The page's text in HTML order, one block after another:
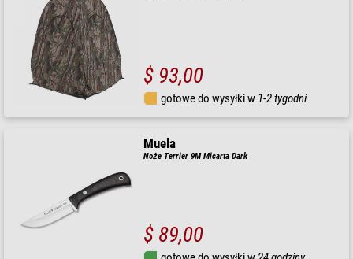
$ 93,00
gotowe do wysyłki w 1-2 tygodni
Muela
Noże Terrier 9M Micarta Dark
$ 89,00